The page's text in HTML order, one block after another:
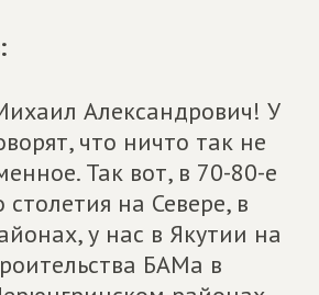
Александрович! У
что ничто так не
Так вот, в 70-80-е
на Севере, в
у нас в Якутии на
БАМа в